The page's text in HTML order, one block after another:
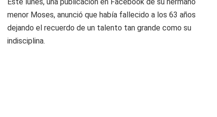
menor Moses, anunció que había fallecido a los 63 años
dejando el recuerdo de un talento tan grande como su
indisciplina.